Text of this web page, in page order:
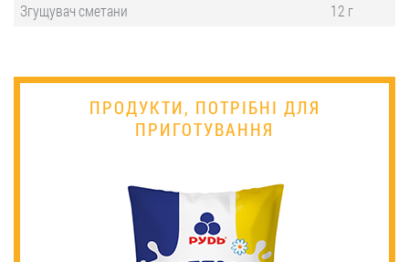
Згущувач сметани
12 г
ПРОДУКТИ, ПОТРІБНІ ДЛЯ
ПРИГОТУВАННЯ